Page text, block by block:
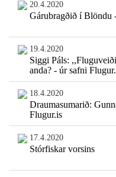
20.4.2020
Gárubragðið í Blöndu
19.4.2020
Siggi Páls:
anda? - úr safni
18.4.2020
Draumasumarið:
Flugur.is
17.4.2020
Stórfiskar vorsins